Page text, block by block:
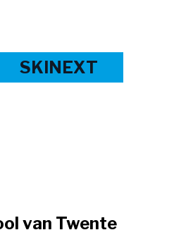
SKINEXT
van Twente